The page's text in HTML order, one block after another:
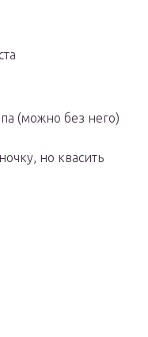
(можно без него)
но квасить